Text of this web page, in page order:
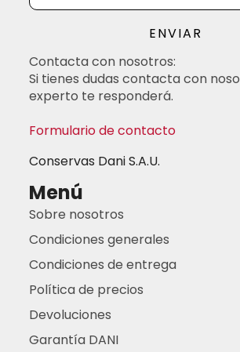
ENVIAR
Contacta con nosotros:
Si tienes dudas contacta con
experto te responderá.
Formulario de contacto
Conservas Dani S.A.U.
Menú
Sobre nosotros
Condiciones generales
Condiciones de entrega
Política de precios
Devoluciones
Garantía DANI